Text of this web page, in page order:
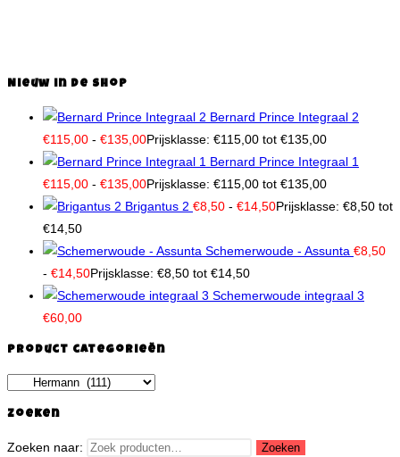
Nieuw in de shop
Bernard Prince Integraal 2
€115,00 - €135,00Prijsklasse: €115,00 tot €135,00
Bernard Prince Integraal 1
€115,00 - €135,00Prijsklasse: €115,00 tot €135,00
Brigantus 2 €8,50 - €14,50Prijsklasse: €8,50 tot
€14,50
Schemerwoude - Assunta €8,50
- €14,50Prijsklasse: €8,50 tot €14,50
Schemerwoude integraal 3
€60,00
Product categorieën
Zoeken
Zoeken naar: Zoeken